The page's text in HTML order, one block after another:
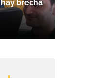
brecha